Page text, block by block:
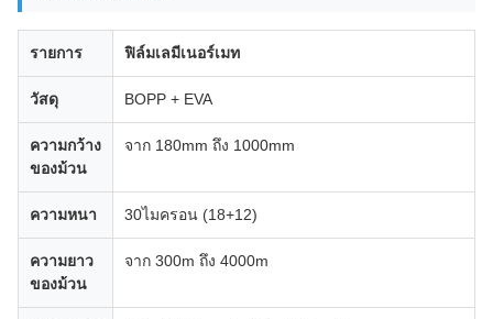
รายการ ฟิล์มเลมีเนอร์เมท
วัสดุ BOPP + EVA
ความกว้าง
ของม้วน
จาก 180mm ถึง 1000mm
ความหนา 30ไมครอน (18+12)
ความยาว
ของม้วน
จาก 300m ถึง 4000m